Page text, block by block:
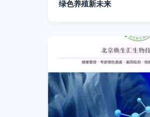
绿色养殖新未来